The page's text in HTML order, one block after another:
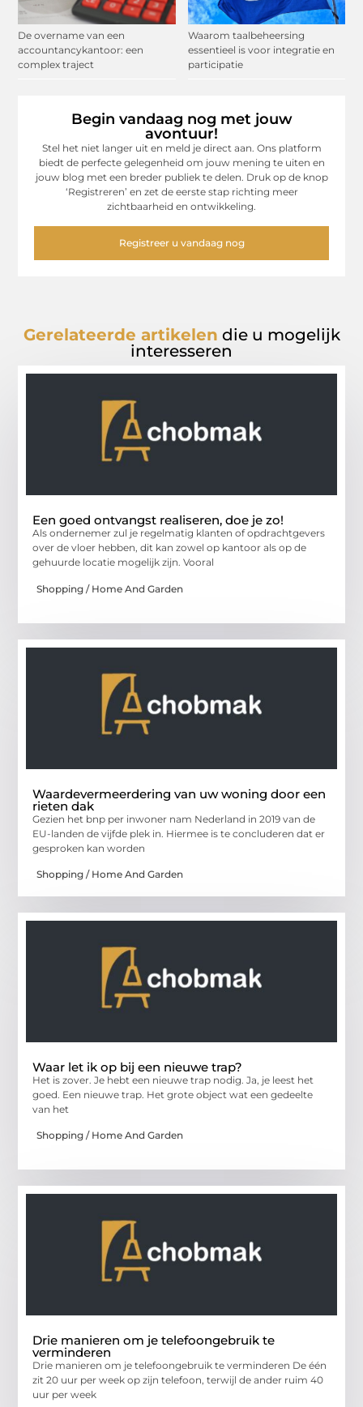
De overname van een
accountancykantoor: een
complex traject
Waarom taalbeheersing
essentieel is voor integratie en
participatie
Begin vandaag nog met jouw
avontuur!
Stel het niet langer uit en meld je direct aan. Ons platform
biedt de perfecte gelegenheid om jouw mening te uiten en
jouw blog met een breder publiek te delen. Druk op de knop
‘Registreren’ en zet de eerste stap richting meer
zichtbaarheid en ontwikkeling.
Registreer u vandaag nog
Gerelateerde artikelen die u mogelijk
interesseren
Een goed ontvangst realiseren, doe je zo!
Als ondernemer zul je regelmatig klanten of opdrachtgevers
over de vloer hebben, dit kan zowel op kantoor als op de
gehuurde locatie mogelijk zijn. Vooral
Shopping / Home And Garden
Waardevermeerdering van uw woning door een
rieten dak
Gezien het bnp per inwoner nam Nederland in 2019 van de
EU-landen de vijfde plek in. Hiermee is te concluderen dat er
gesproken kan worden
Shopping / Home And Garden
Waar let ik op bij een nieuwe trap?
Het is zover. Je hebt een nieuwe trap nodig. Ja, je leest het
goed. Een nieuwe trap. Het grote object wat een gedeelte
van het
Shopping / Home And Garden
Drie manieren om je telefoongebruik te
verminderen
Drie manieren om je telefoongebruik te verminderen De één
zit 20 uur per week op zijn telefoon, terwijl de ander ruim 40
uur per week